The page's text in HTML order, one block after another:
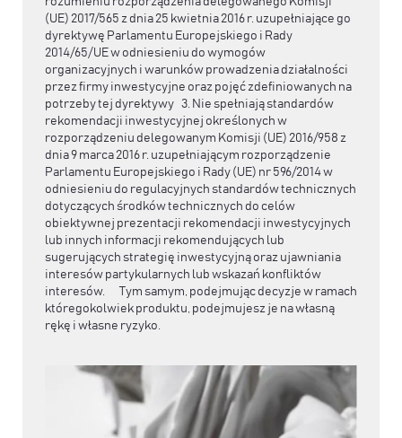
(UE) 2017/565 z dnia 25 kwietnia 2016 r. uzupełniające go
dyrektywę Parlamentu Europejskiego i Rady
2014/65/UE w odniesieniu do wymogów
organizacyjnych i warunków prowadzenia działalności
przez firmy inwestycyjne oraz pojęć zdefiniowanych na
potrzeby tej dyrektywy 3. Nie spełniają standardów
rekomendacji inwestycyjnej określonych w
rozporządzeniu delegowanym Komisji (UE) 2016/958 z
dnia 9 marca 2016 r. uzupełniającym rozporządzenie
Parlamentu Europejskiego i Rady (UE) nr 596/2014 w
odniesieniu do regulacyjnych standardów technicznych
dotyczących środków technicznych do celów
obiektywnej prezentacji rekomendacji inwestycyjnych
lub innych informacji rekomendujących lub
sugerujących strategię inwestycyjną oraz ujawniania
interesów partykularnych lub wskazań konfliktów
interesów. Tym samym, podejmując decyzje w ramach
któregokolwiek produktu, podejmujesz je na własną
rękę i własne ryzyko.